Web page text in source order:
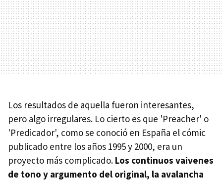
Los resultados de aquella fueron interesantes,
pero algo irregulares. Lo cierto es que 'Preacher' o
'Predicador', como se conoció en España el cómic
publicado entre los años 1995 y 2000, era un
proyecto más complicado. Los continuos vaivenes
de tono y argumento del original, la avalancha